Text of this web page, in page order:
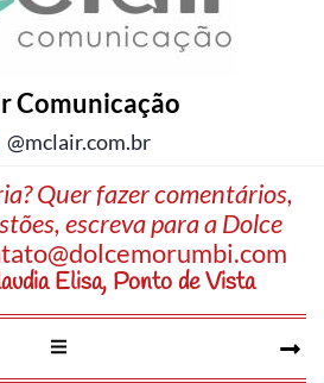
Comunicação
@mclair.com.br
Quer fazer comentários,
escreva para a Dolce
Elisa, Ponto de Vista